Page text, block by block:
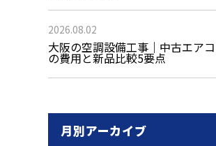
2026.08.02
大阪の空調設備工事｜中古エア
の費用と新品比較5要点
月別アーカイブ